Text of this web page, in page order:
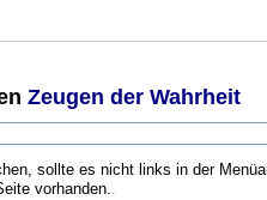
Zeugen der Wahrheit
sollte es nicht links in der
vorhanden..